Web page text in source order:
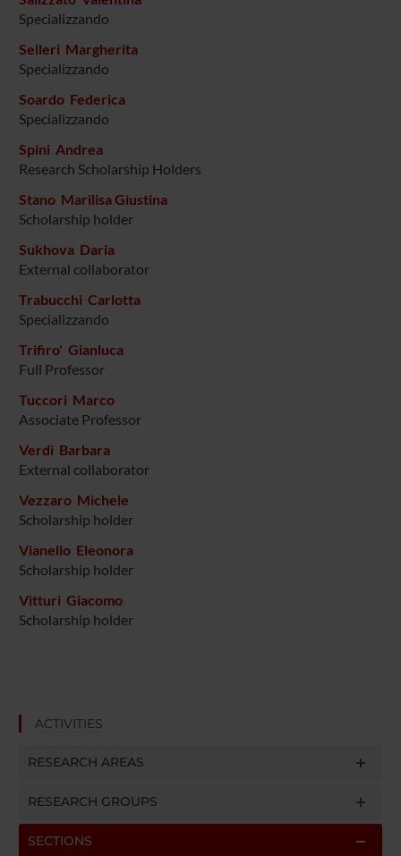
Specializzando
Selleri Margherita
Specializzando
Soardo Federica
Specializzando
Spini Andrea
Research Scholarship Holders
Stano Marilisa Giustina
Scholarship holder
Sukhova Daria
External collaborator
Trabucchi Carlotta
Specializzando
Trifiro' Gianluca
Full Professor
Tuccori Marco
Associate Professor
Verdi Barbara
External collaborator
Vezzaro Michele
Scholarship holder
Vianello Eleonora
Scholarship holder
Vitturi Giacomo
Scholarship holder
ACTIVITIES
RESEARCH AREAS
RESEARCH GROUPS
SECTIONS